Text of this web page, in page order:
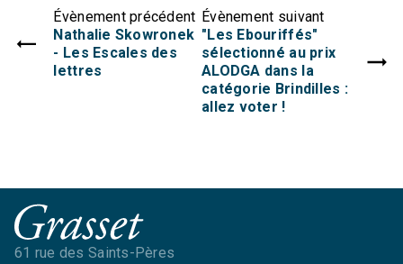
Évènement précédent
Nathalie Skowronek
- Les Escales des
lettres
Évènement suivant
"Les Ebouriffés"
sélectionné au prix
ALODGA dans la
catégorie Brindilles :
allez voter !
61 rue des Saints-Pères